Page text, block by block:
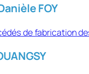
FOY
de fabrication